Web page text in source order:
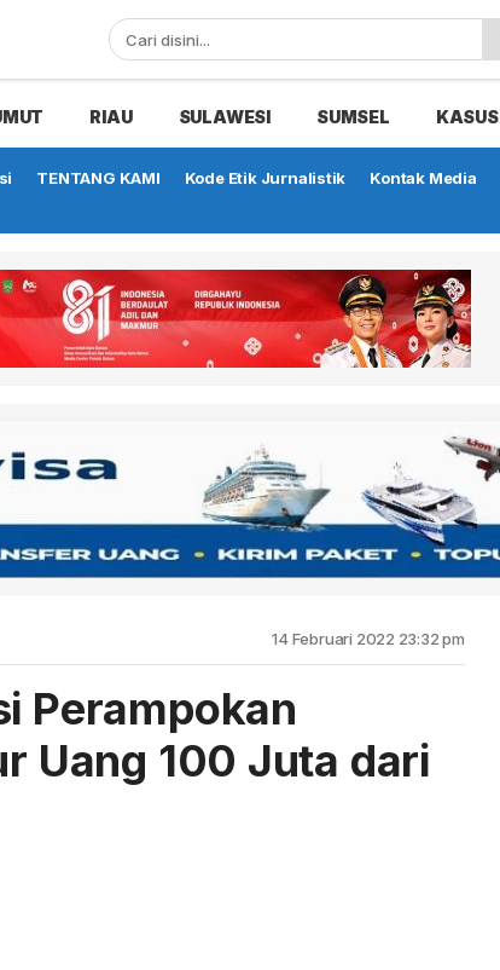
RIAU SULAWESI SUMSEL KASUS
TENTANG KAMI Kode Etik Jurnalistik Kontak Media
14 Februari 2022 23:32 pm
Perampokan
Uang 100 Juta dari